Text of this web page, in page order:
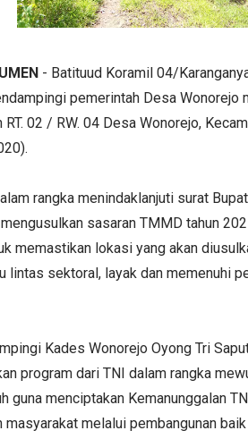
- Batituud Koramil 04/
pemerintah Desa Wonorejo
02 / RW. 04 Desa Wonorejo,
rangka menindaklanjuti surat
sasaran TMMD tahun
memastikan lokasi yang akan
lintas sektoral, layak dan memenuhi
Kades Wonorejo Oyong Tri
program dari TNI dalam rangka
guna menciptakan Kemanunggalan
masyarakat melalui pembangunan